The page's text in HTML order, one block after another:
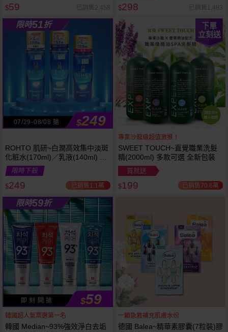
越多越
便宜
$59 已銷售2,458 $298 已銷售1,483
限時51折
07/29-08/08 搶 $249
ROHTO 肌研~白潤高效集中淡斑
化粧水(170ml)／乳液(140ml) 款
式可選
限時下殺
$249 已銷售1.1萬
下單
立刻送
專業沙龍級超值激推！
SWEET TOUCH~直覺職業洗髮
精(2000ml) 多款可選 全新包裝
買就送
$199 已銷售70.6萬
限時59折
即 刻 開 搶 $59
韓國超人氣票選第一名
韓國 Median~93%強效淨白去垢
一顆急救補充肌膚水份
德國 Balea~精華素膠囊(7粒裝)膠